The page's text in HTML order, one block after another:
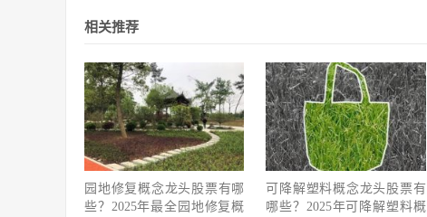
相关推荐
园地修复概念龙头股票有哪
些？2025年最全园地修复概
可降解塑料概念龙头股票有
哪些？2025年可降解塑料概